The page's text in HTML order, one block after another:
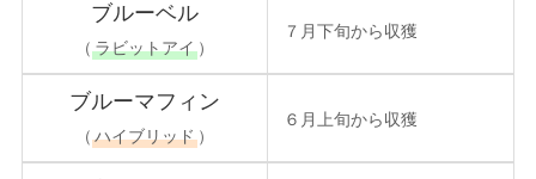
ブルーベル
（ ラビットアイ）
７月下旬から収獲
ブルーマフィン
（ ハイブリッド）
６月上旬から収獲